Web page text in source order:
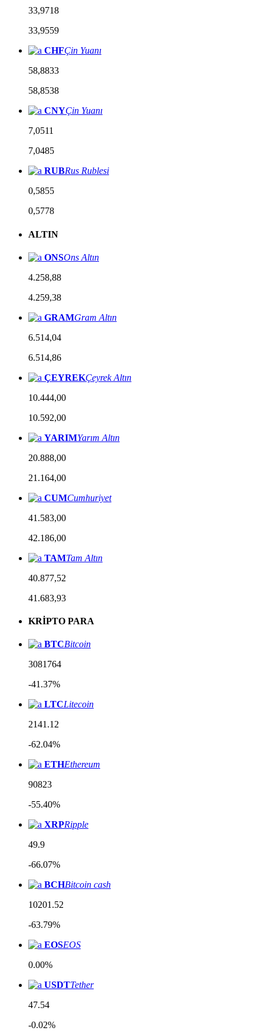
33,9718
33,9559
CHFÇin Yuanı
58,8833
58,8538
CNYÇin Yuanı
7,0511
7,0485
RUBRus Rublesi
0,5855
0,5778
ALTIN
ONSOns Altın
4.258,88
4.259,38
GRAMGram Altın
6.514,04
6.514,86
ÇEYREKÇeyrek Altın
10.444,00
10.592,00
YARIMYarım Altın
20.888,00
21.164,00
CUMCumhuriyet
41.583,00
42.186,00
TAMTam Altın
40.877,52
41.683,93
KRİPTO PARA
BTCBitcoin
3081764
-41.37%
LTCLitecoin
2141.12
-62.04%
ETHEthereum
90823
-55.40%
XRPRipple
49.9
-66.07%
BCHBitcoin cash
10201.52
-63.79%
EOSEOS
0.00%
USDTTether
47.54
-0.02%